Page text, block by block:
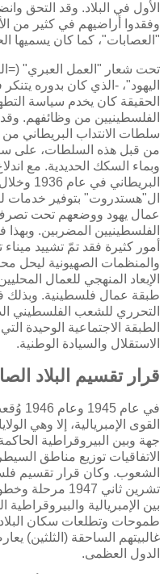
الأول في البلاد. وقد التحق
وفقدوا أراضيهم في كثير من
"العصابات"، كما كان يسميها
تحت شعار "العمل العبري"
اليهود"، -الذي كان بدوره
الحقيقة كان يخدم سياسة
الفلسطينيين من وظائفهم.
سلطات الانتداب البريطاني
من قبل هذه السلطات، على
وبماء السكك الحديدية. مع
ال"هستدروت" بتوفير خدمات
عمال يهود ووضعهم تحت
الفلسطينيين المضربين.
أمور كثيرة فقد تمّ تشييد
والمنظمات الصهيونية ليحل
الإبعاد المنهجي للعمال
طبقة عمال فلسطينية. وبذلك
التحرري للشعب الفلسطيني
الطبقة الاجتماعية الوحيدة
الاستقلال والسيادة الوطنية.
قرار تقسيم البلاد
في
القوى الإمبريالية، إلا وهي
جهة وبين البيروقراطية
الاتفاقيات توزيع مناطق
تشرين ثاني
بين الإمبريالية والبيروقراطية
طموحات وتطلعات سكان البلاد
غالبيتهم الساحقة (الثلثين)
الدول العظمى.